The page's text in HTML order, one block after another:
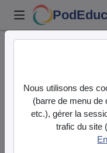
PodEduc
9 vidéos
Audio Vidéo
Direction de tri
Nous utilisons des
(barre de menu de
etc.), gérer la
trafic du site